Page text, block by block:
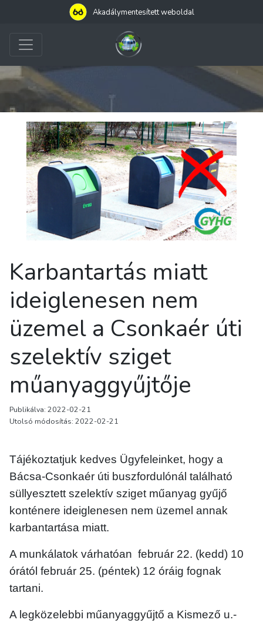
Akadálymentesített weboldal
Karbantartás miatt
ideiglenesen nem
üzemel a Csonkaér úti
szelektív sziget
műanyaggyűjtője
Publikálva: 2022-02-21
Utolsó módosítás: 2022-02-21
Tájékoztatjuk kedves Ügyfeleinket, hogy a
Bácsa-Csonkaér úti buszfordulónál található
süllyesztett szelektív sziget műanyag gyűjő
konténere ideiglenesen nem üzemel annak
karbantartása miatt.
A munkálatok várhatóan február 22. (kedd) 10
órától február 25. (péntek) 12 óráig fognak
tartani.
A legközelebbi műanyaggyűjtő a Kismező u.-